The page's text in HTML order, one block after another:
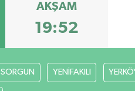
AKŞAM
19:52
SORGUN YENİFAKILI